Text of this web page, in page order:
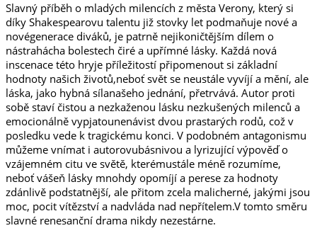
Slavný příběh o mladých milencích z města Verony, který si
díky Shakespearovu talentu již stovky let podmaňuje nové a
novégenerace diváků, je patrně nejikoničtějším dílem o
nástrahácha bolestech čiré a upřímné lásky. Každá nová
inscenace této hryje příležitostí připomenout si základní
hodnoty našich životů,neboť svět se neustále vyvíjí a mění, ale
láska, jako hybná sílanašeho jednání, přetrvává. Autor proti
sobě staví čistou a nezkaženou lásku nezkušených milenců a
emocionálně vypjatounenávist dvou prastarých rodů, což v
posledku vede k tragickému konci. V podobném antagonismu
můžeme vnímat i autorovubásnivou a lyrizující výpověď o
vzájemném citu ve světě, kterémustále méně rozumíme,
neboť vášeň lásky mnohdy opomíjí a perese za hodnoty
zdánlivě podstatnější, ale přitom zcela malicherné, jakými jsou
moc, pocit vítězství a nadvláda nad nepřítelem.V tomto směru
slavné renesanční drama nikdy nezestárne.